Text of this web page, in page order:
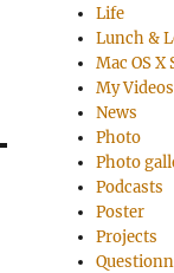
Life
Lunch &
Mac OS X
My Videos
News
Photo
Photo
Podcasts
Poster
Projects